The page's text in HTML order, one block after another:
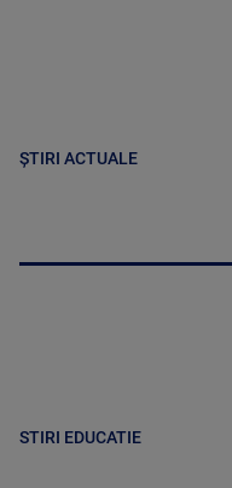
ȘTIRI ACTUALE
STIRI EDUCATIE